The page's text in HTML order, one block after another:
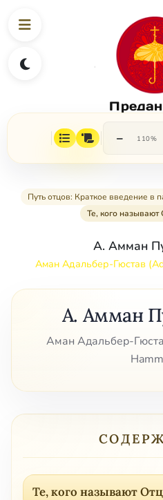
− 110%
Путь отцов: Краткое введение в
Те, кого
А. Амман
Аман Адальбер-Гюстав
А. Амман
Аман Адальбер-
Те, кого называют